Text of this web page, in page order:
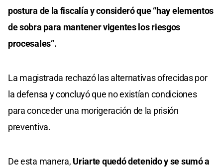
postura de la fiscalía y consideró que “hay elementos
de sobra para mantener vigentes los riesgos
procesales”.
La magistrada rechazó las alternativas ofrecidas por
la defensa y concluyó que no existían condiciones
para conceder una morigeración de la prisión
preventiva.
De esta manera, Uriarte quedó detenido y se sumó a